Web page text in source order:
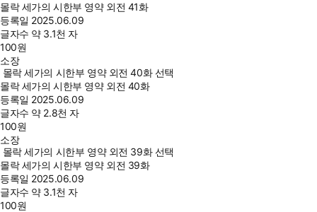
몰락 세가의 시한부 영약 외전 41화
등록일 2025.06.09
글자수 약 3.1천 자
100원
소장
몰락 세가의 시한부 영약 외전 40화 선택
몰락 세가의 시한부 영약 외전 40화
등록일 2025.06.09
글자수 약 2.8천 자
100원
소장
몰락 세가의 시한부 영약 외전 39화 선택
몰락 세가의 시한부 영약 외전 39화
등록일 2025.06.09
글자수 약 3.1천 자
100원